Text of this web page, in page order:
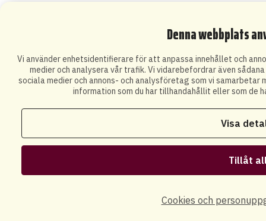
Denna webbplats
Vi använder enhetsidentifierare för att anpassa innehållet och
medier och analysera vår trafik. Vi vidarebefordrar även
sociala medier och annons- och analysföretag som vi samarbetar
information som du har tillhandahållit eller som de
Visa
Tillåt
Cookies och